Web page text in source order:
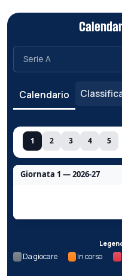
Calendario
1 2 3 4 5
Giornata 1 — 2026-27
Da giocare In corso